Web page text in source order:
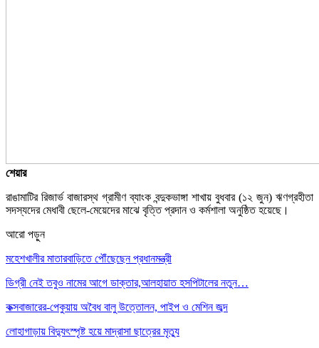
শেয়ার
রাঙামাটির রিজার্ভ বাজারস্থ গ্রামীণ ব্যাংক বন্দুকভাঙ্গা শাখায় বুধবার (১২ জুন) ঋণগ্রহীতা
সদস্যদের মেধাবী ছেলে-মেয়েদের মাঝে বৃত্তি প্রদান ও কর্মশালা অনুষ্ঠিত হয়েছে।
আরো পড়ুন
মহেশখালীর মাতারবাড়িতে পৌঁছেছেন প্রধানমন্ত্রী
ডিগ্রী নেই তবুও নামের আগে ডাক্তার,আলহায়াত হসপিটালের নতুন…
কক্সবাজারের-পেকুয়ায় অবৈধ বালু উত্তোলন, পাইপ ও মেশিন জব্দ
লোহাগাড়ায় বিদ্যুৎস্পৃষ্ট হয়ে মাদ্রাসা ছাত্রের মৃত্যু